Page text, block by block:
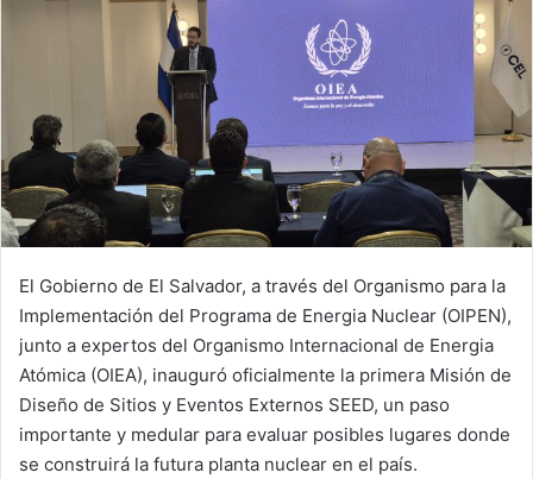
El Gobierno de El Salvador, a través del Organismo para la
Implementación del Programa de Energia Nuclear (OIPEN),
junto a expertos del Organismo Internacional de Energia
Atómica (OIEA), inauguró oficialmente la primera Misión de
Diseño de Sitios y Eventos Externos SEED, un paso
importante y medular para evaluar posibles lugares donde
se construirá la futura planta nuclear en el país.